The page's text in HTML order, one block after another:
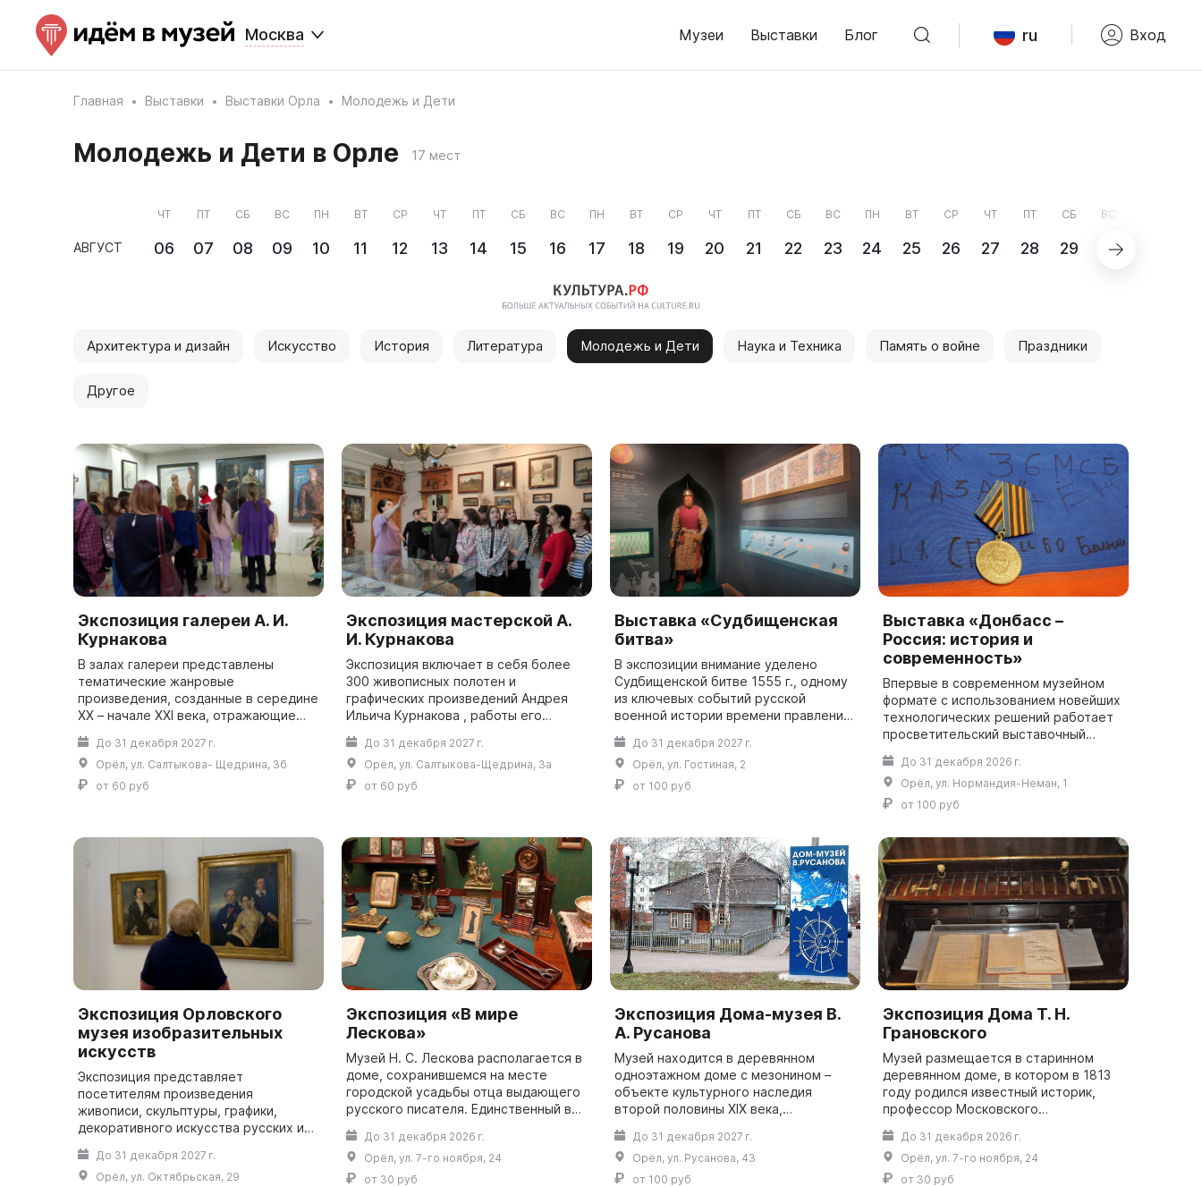
Москва Музеи Выставки Блог ru Вход
Главная Выставки Выставки Орла Молодежь и Дети
Молодежь и Дети в Орле 17 мест
АВГУСТ
ЧТ
06
ПТ
07
СБ
08
ВС
09
ПН
10
ВТ
11
СР
12
ЧТ
13
ПТ
14
СБ
15
ВС
16
ПН
17
ВТ
18
СР
19
ЧТ
20
ПТ
21
СБ
22
ВС
23
ПН
24
ВТ
25
СР
26
ЧТ
27
ПТ
28
СБ
29
ВС
30
Архитектура и дизайн Искусство История Литература Молодежь и Дети Наука и Техника Память о войне Праздники
Другое
Экспозиция галереи А. И.
Курнакова
В залах галереи представлены
тематические жанровые
произведения, созданные в середине
XX – начале XXI века, отражающие
связанных с Орловским краем. Все
полотна переданы в ...
До 31 декабря 2027 г.
Орёл, ул. Салтыкова- Щедрина, 3б
от 60 руб
Экспозиция мастерской А.
И. Курнакова
Экспозиция включает в себя более
300 живописных полотен и
графических произведений Андрея
Ильича Курнакова , работы его
подаренные автору в разное время.
В залах находится бо...
До 31 декабря 2027 г.
Орёл, ул. Салтыкова-Щедрина, 3а
от 60 руб
Выставка «Судбищенская
битва»
В экспозиции внимание уделено
Судбищенской битве 1555 г., одному
из ключевых событий русской
военной истории времени правления
посетителей с представленным
материалом с...
До 31 декабря 2027 г.
Орёл, ул. Гостиная, 2
от 100 руб
Выставка «Донбасс –
Россия: история и
современность»
Впервые в современном музейном
формате с использованием новейших
технологических решений работает
просветительский выставочный
неразрывной исторической связи
Донбасса с Рос...
До 31 декабря 2026 г.
Орёл, ул. Нормандия-Неман, 1
от 100 руб
Экспозиция Орловского
музея изобразительных
искусств
Экспозиция представляет
посетителям произведения
живописи, скульптуры, графики,
декоративного искусства русских и
фондов музея. Среди них наиболее
значимыми считаютс...
До 31 декабря 2027 г.
Орёл, ул. Октябрьская, 29
Экспозиция «В мире
Лескова»
Музей Н. С. Лескова располагается в
доме, сохранившемся на месте
городской усадьбы отца выдающего
русского писателя. Единственный в
«Левша» был открыт в 1974 году.
Экспозиц...
До 31 декабря 2026 г.
Орёл, ул. 7-го ноября, 24
от 30 руб
Экспозиция Дома-музея В.
А. Русанова
Музей находится в деревянном
одноэтажном доме с мезонином –
объекте культурного наследия
второй половины XIX века,
квартале Орла. Здесь В. А. Русанов
провел свое детс...
До 31 декабря 2027 г.
Орёл, ул. Русанова, 43
от 100 руб
Экспозиция Дома Т. Н.
Грановского
Музей размещается в старинном
деревянном доме, в котором в 1813
году родился известный историк,
профессор Московского
Экспозиция рассказывает об
историке Т. Н. Грановско...
До 31 декабря 2026 г.
Орёл, ул. 7-го ноября, 24
от 30 руб